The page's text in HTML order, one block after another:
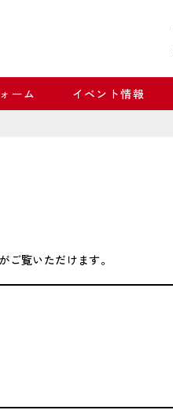
ーム イベント情報
覧いただけます。